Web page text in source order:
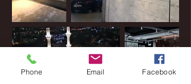
Phone Email Facebook